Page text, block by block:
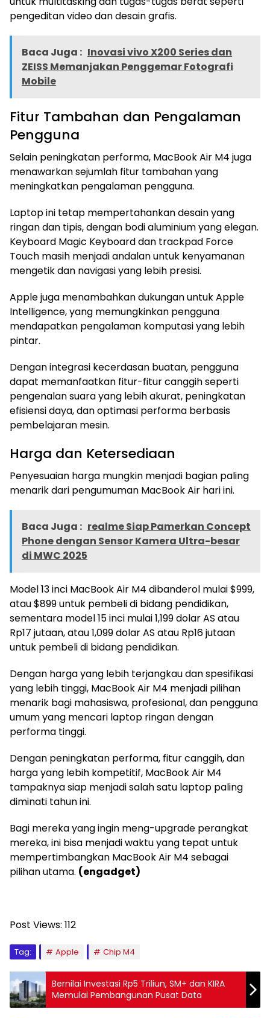
pengeditan video dan desain grafis.
Baca Juga : Inovasi vivo X200 Series dan
ZEISS Memanjakan Penggemar Fotografi
Mobile
Fitur Tambahan dan Pengalaman
Pengguna
Selain peningkatan performa, MacBook Air M4 juga
menawarkan sejumlah fitur tambahan yang
meningkatkan pengalaman pengguna.
Laptop ini tetap mempertahankan desain yang
ringan dan tipis, dengan bodi aluminium yang elegan.
Keyboard Magic Keyboard dan trackpad Force
Touch masih menjadi andalan untuk kenyamanan
mengetik dan navigasi yang lebih presisi.
Apple juga menambahkan dukungan untuk Apple
Intelligence, yang memungkinkan pengguna
mendapatkan pengalaman komputasi yang lebih
pintar.
Dengan integrasi kecerdasan buatan, pengguna
dapat memanfaatkan fitur-fitur canggih seperti
pengenalan suara yang lebih akurat, peningkatan
efisiensi daya, dan optimasi performa berbasis
pembelajaran mesin.
Harga dan Ketersediaan
Penyesuaian harga mungkin menjadi bagian paling
menarik dari pengumuman MacBook Air hari ini.
Baca Juga : realme Siap Pamerkan Concept
Phone dengan Sensor Kamera Ultra-besar
di MWC 2025
Model 13 inci MacBook Air M4 dibanderol mulai $999,
atau $899 untuk pembeli di bidang pendidikan,
sementara model 15 inci mulai 1,199 dolar AS atau
Rp17 jutaan, atau 1,099 dolar AS atau Rp16 jutaan
untuk pembeli di bidang pendidikan.
Dengan harga yang lebih terjangkau dan spesifikasi
yang lebih tinggi, MacBook Air M4 menjadi pilihan
menarik bagi mahasiswa, profesional, dan pengguna
umum yang mencari laptop ringan dengan
performa tinggi.
Dengan peningkatan performa, fitur canggih, dan
harga yang lebih kompetitif, MacBook Air M4
tampaknya siap menjadi salah satu laptop paling
diminati tahun ini.
Bagi mereka yang ingin meng-upgrade perangkat
mereka, ini bisa menjadi waktu yang tepat untuk
mempertimbangkan MacBook Air M4 sebagai
pilihan utama. (engadget)
Post Views: 112
Tag: Apple Chip M4
Bernilai Investasi Rp5 Triliun, SM+ dan KIRA
Memulai Pembangunan Pusat Data